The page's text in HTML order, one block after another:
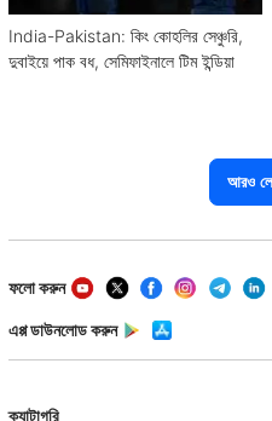
India-Pakistan: কিং কোহলির সেঞ্চুরি,
দুবাইয়ে পাক বধ, সেমিফাইনালে টিম ইন্ডিয়া
আরও
ফলো করুন
এপ্প ডাউনলোড করুন
ক্যাটাগরি